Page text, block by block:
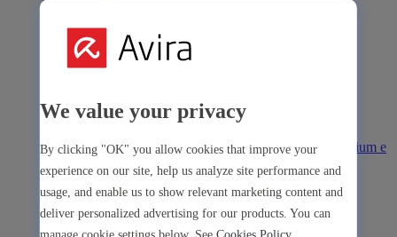
Avira Prime
Nossa solução abrangente com muitas ferramentas premium e
aplicativos
Avira Internet Security
We value your privacy
By clicking "OK" you allow cookies that improve your
experience on our site, help us analyze site performance and
usage, and enable us to show relevant marketing content and
deliver personalized advertising for our products. You can